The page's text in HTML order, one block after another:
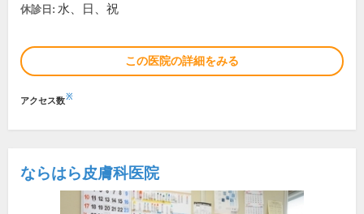
休診日: 水、日、祝
この医院の詳細をみる
アクセス数※
ならはら皮膚科医院